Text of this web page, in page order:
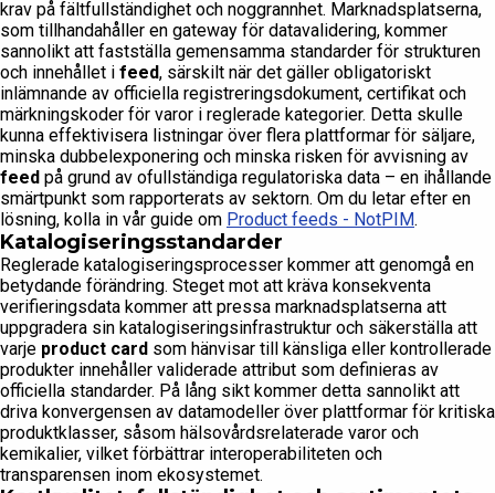
krav på fältfullständighet och noggrannhet. Marknadsplatserna,
som tillhandahåller en gateway för datavalidering, kommer
sannolikt att fastställa gemensamma standarder för strukturen
och innehållet i feed, särskilt när det gäller obligatoriskt
inlämnande av officiella registreringsdokument, certifikat och
märkningskoder för varor i reglerade kategorier. Detta skulle
kunna effektivisera listningar över flera plattformar för säljare,
minska dubbelexponering och minska risken för avvisning av
feed på grund av ofullständiga regulatoriska data – en ihållande
smärtpunkt som rapporterats av sektorn. Om du letar efter en
lösning, kolla in vår guide om Product feeds - NotPIM.
Katalogiseringsstandarder
Reglerade katalogiseringsprocesser kommer att genomgå en
betydande förändring. Steget mot att kräva konsekventa
verifieringsdata kommer att pressa marknadsplatserna att
uppgradera sin katalogiseringsinfrastruktur och säkerställa att
varje product card som hänvisar till känsliga eller kontrollerade
produkter innehåller validerade attribut som definieras av
officiella standarder. På lång sikt kommer detta sannolikt att
driva konvergensen av datamodeller över plattformar för kritiska
produktklasser, såsom hälsovårdsrelaterade varor och
kemikalier, vilket förbättrar interoperabiliteten och
transparensen inom ekosystemet.